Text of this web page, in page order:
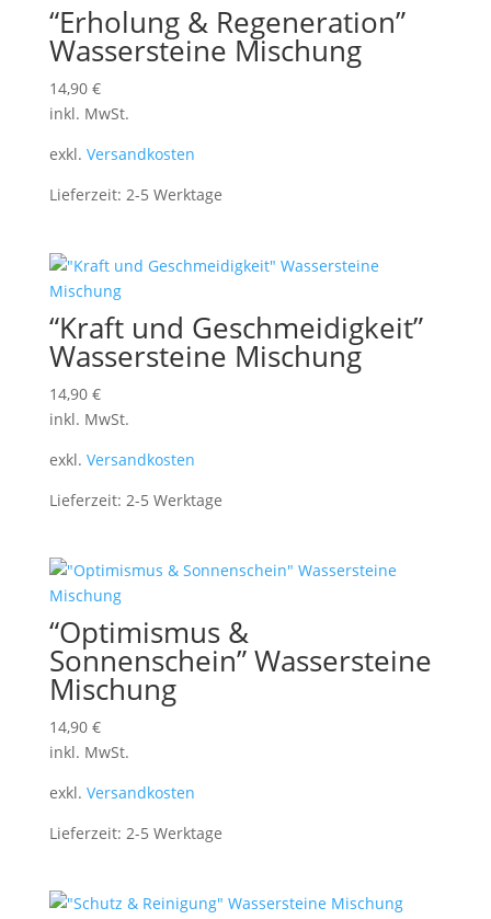
“Erholung & Regeneration”
Wassersteine Mischung
14,90 €
inkl. MwSt.
exkl. Versandkosten
Lieferzeit: 2-5 Werktage
“Kraft und Geschmeidigkeit”
Wassersteine Mischung
14,90 €
inkl. MwSt.
exkl. Versandkosten
Lieferzeit: 2-5 Werktage
“Optimismus &
Sonnenschein” Wassersteine
Mischung
14,90 €
inkl. MwSt.
exkl. Versandkosten
Lieferzeit: 2-5 Werktage